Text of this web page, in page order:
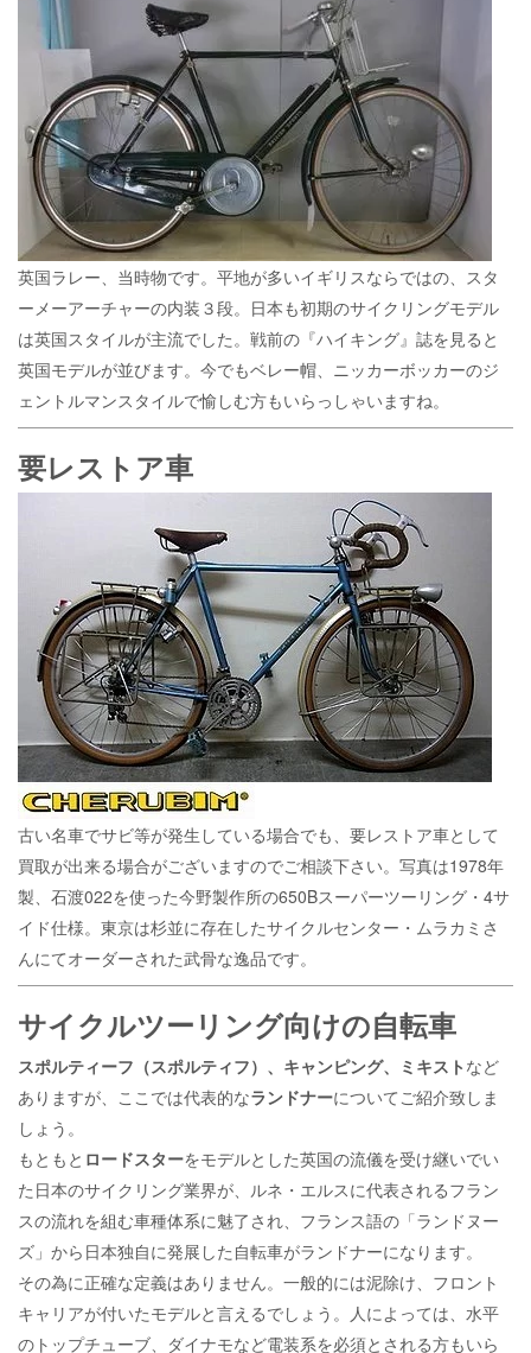
英国ラレー、当時物です。平地が多いイギリスならではの、スタ
ーメーアーチャーの内装３段。日本も初期のサイクリングモデル
は英国スタイルが主流でした。戦前の『ハイキング』誌を見ると
英国モデルが並びます。今でもベレー帽、ニッカーボッカーのジ
ェントルマンスタイルで愉しむ方もいらっしゃいますね。
要レストア車
古い名車でサビ等が発生している場合でも、要レストア車として
買取が出来る場合がございますのでご相談下さい。写真は1978年
製、石渡022を使った今野製作所の650Bスーパーツーリング・4サ
イド仕様。東京は杉並に存在したサイクルセンター・ムラカミさ
んにてオーダーされた武骨な逸品です。
サイクルツーリング向けの自転車
スポルティーフ（スポルティフ）、キャンピング、ミキスト など
ありますが、ここでは代表的なランドナーについてご紹介致しま
しょう。
もともと ロードスターをモデルとした英国の流儀を受け継いでい
た日本のサイクリング業界が、ルネ・エルスに代表されるフラン
スの流れを組む車種体系に魅了され、フランス語の「ランドヌー
ズ」から日本独自に発展した自転車がランドナーになります。
その為に正確な定義はありません。一般的には泥除け、フロント
キャリアが付いたモデルと言えるでしょう。人によっては、水平
のトップチューブ、ダイナモなど電装系を必須とされる方もいら